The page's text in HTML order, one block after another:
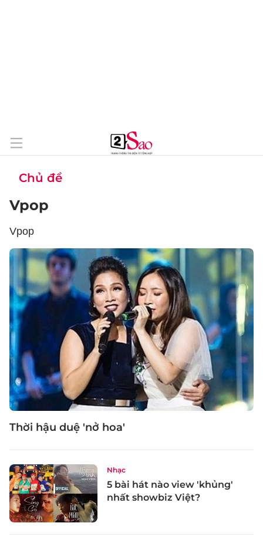
Chủ đề
Vpop
Vpop
Thời hậu duệ 'nở hoa'
Nhạc
5 bài hát nào view 'khủng'
nhất showbiz Việt?